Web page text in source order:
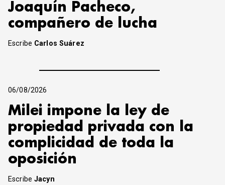
Joaquín Pacheco,
compañero de lucha
Escribe Carlos Suárez
06/08/2026
Milei impone la ley de
propiedad privada con la
complicidad de toda la
oposición
EscribeJacyn